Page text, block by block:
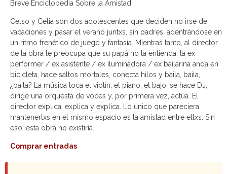
Breve Enciclopedia Sobre la Amistad.
Celso y Celia son dos adolescentes que deciden no irse de
vacaciones y pasar el verano juntxs, sin padres, adentrándose en
un ritmo frenético de juego y fantasía. Mientras tanto, al director
de la obra le preocupa que su papá no la entienda, la ex
performer / ex asistente / ex iluminadora / ex bailarina anda en
bicicleta, hace saltos mortales, conecta hilos y baila, baila,
¿baila? La música toca el violín, el piano, el bajo, se hace DJ,
dirige una orquesta de voces y, por primera vez, actúa. El
director explica, explica y explica. Lo único que pareciera
mantenerlxs en el mismo espacio es la amistad entre ellxs. Sin
eso, esta obra no existiría.
Comprar entradas